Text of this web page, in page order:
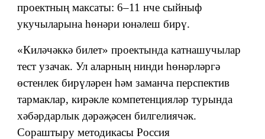
проектның максаты: 6–11 нче сыйныф
укучыларына һөнәри юнәлеш бирү.
«Киләчәккә билет» проектында катнашучылар
тест узачак. Ул аларның нинди һөнәрләргә
өстенлек бирүләрен һәм заманча перспектив
тармаклар, кирәкле компетенцияләр турында
хәбәрдарлык дәрәҗәсен билгелиячәк.
Сораштыру методикасы Россия